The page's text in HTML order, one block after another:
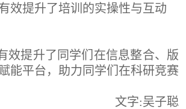
效提升了培训的实操性与互动
效提升了同学们在信息整合、版
能平台，助力同学们在科研竞赛
文字:吴子聪